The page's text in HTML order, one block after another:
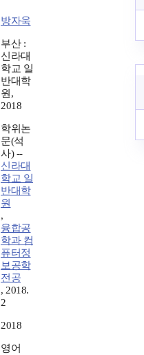
방자욱
부산 :
신라대
학교 일
반대학
원,
2018
학위논
문(석
사) --
신라대
학교 일
반대학
원
,
융합공
학과 컴
퓨터정
보공학
전공
, 2018.
2
2018
영어